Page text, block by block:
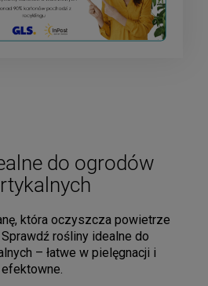
do ogrodów
która oczyszcza powietrze
rośliny idealne do
– łatwe w pielęgnacji i
efektowne.